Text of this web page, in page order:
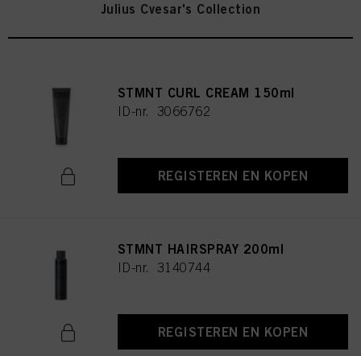
Julius Cvesar's Collection
STMNT CURL CREAM 150ml
ID-nr. 3066762
REGISTEREN EN KOPEN
STMNT HAIRSPRAY 200ml
ID-nr. 3140744
REGISTEREN EN KOPEN